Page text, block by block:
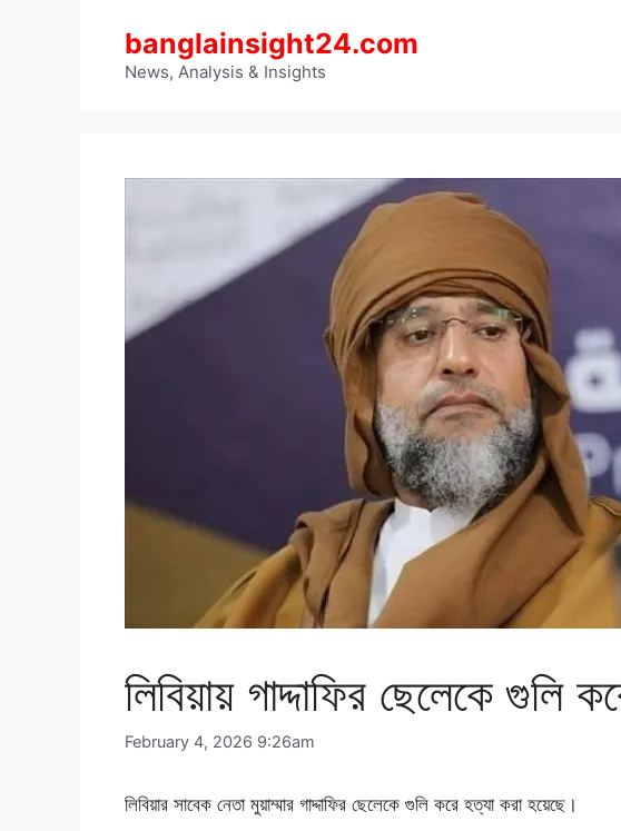
banglainsight24.com
News, Analysis & Insights
লিবিয়ায় গাদ্দাফির ছেলেকে গুলি
February 4, 2026 9:26am
লিবিয়ার সাবেক নেতা মুয়াম্মার গাদ্দাফির ছেলেকে গুলি করে হত্যা করা হয়েছে।